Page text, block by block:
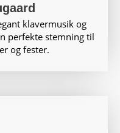
klavermusik og
perfekte stemning til
og fester.